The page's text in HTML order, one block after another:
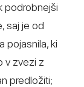
podrobnejši
saj je od
pojasnila, ki
v zvezi z
predložiti;